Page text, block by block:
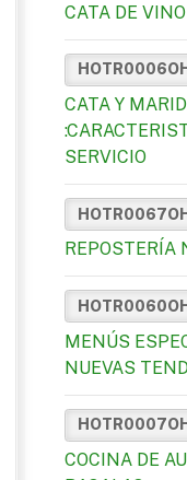
CATA DE
HOTR0006OH
CATA Y
SERVICIO
HOTR0067OH
REPOSTERÍA
HOTR0060OH
MENÚS
NUEVAS
HOTR0007OH
COCINA DE